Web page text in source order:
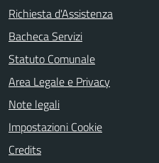
Richiesta d'Assistenza
Bacheca Servizi
Statuto Comunale
Area Legale e Privacy
Note legali
Impostazioni Cookie
Credits